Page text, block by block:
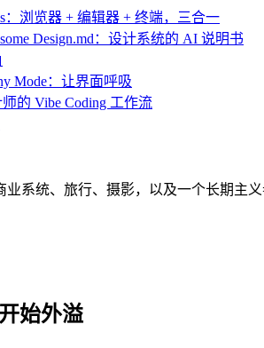
：浏览器 + 编辑器 + 终端，三合一
Design.md：设计系统的 AI 说明书
Mode：让界面呼吸
的 Vibe Coding 工作流
系统、旅行、摄影，以及一个长期主义
始外溢